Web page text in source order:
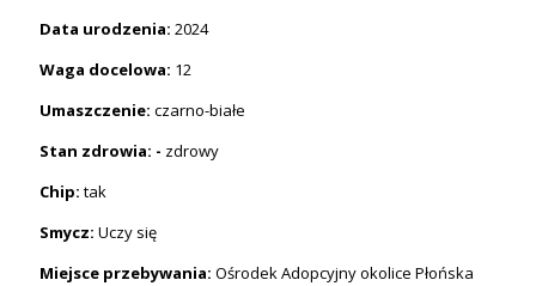
Data urodzenia: 2024
Waga docelowa: 12
Umaszczenie: czarno-białe
Stan zdrowia: - zdrowy
Chip: tak
Smycz: Uczy się
Miejsce przebywania: Ośrodek Adopcyjny okolice Płońska